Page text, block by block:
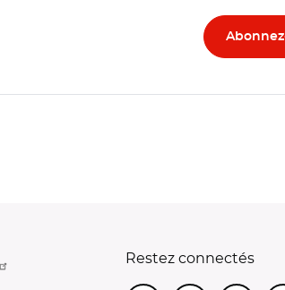
Restez connectés